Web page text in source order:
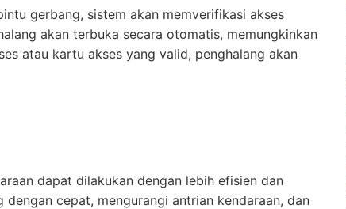
gerbang, sistem akan memverifikasi akses
akan terbuka secara otomatis, memungkinkan
atau kartu akses yang valid, penghalang akan
dapat dilakukan dengan lebih efisien dan
cepat, mengurangi antrian kendaraan, dan